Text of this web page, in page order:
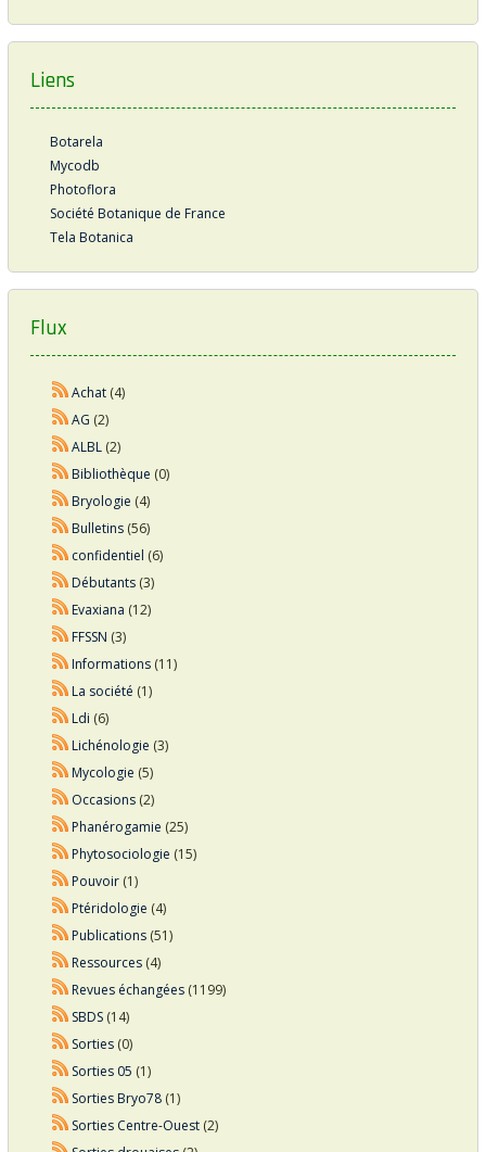
Liens
Botarela
Mycodb
Photoflora
Société Botanique de France
Tela Botanica
Flux
Achat(4)
AG (2)
ALBL(2)
Bibliothèque (0)
Bryologie (4)
Bulletins(56)
confidentiel (6)
Débutants(3)
Evaxiana (12)
FFSSN (3)
Informations(11)
La société (1)
Ldi (6)
Lichénologie (3)
Mycologie (5)
Occasions(2)
Phanérogamie (25)
Phytosociologie (15)
Pouvoir(1)
Ptéridologie (4)
Publications(51)
Ressources(4)
Revues échangées(1199)
SBDS(14)
Sorties(0)
Sorties 05 (1)
Sorties Bryo78(1)
Sorties Centre-Ouest(2)